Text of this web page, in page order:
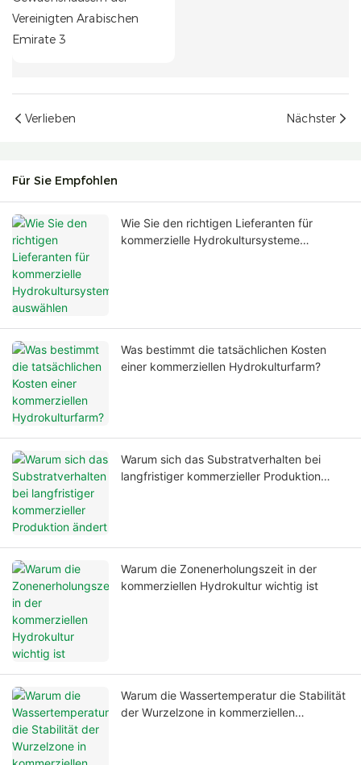
Verlieben Nächster
Für Sie Empfohlen
Wie Sie den richtigen Lieferanten für
kommerzielle Hydrokultursysteme
Was bestimmt die tatsächlichen Kosten
einer kommerziellen Hydrokulturfarm?
Warum sich das Substratverhalten bei
langfristiger kommerzieller Produktion
Warum die Zonenerholungszeit in der
kommerziellen Hydrokultur wichtig ist
Warum die Wassertemperatur die Stabilität
der Wurzelzone in kommerziellen